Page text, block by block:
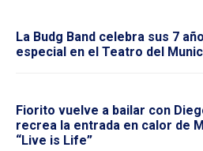
La Budg Band celebra sus 7
especial en el Teatro del
Fiorito vuelve a bailar con
recrea la entrada en calor de
“Live is Life”